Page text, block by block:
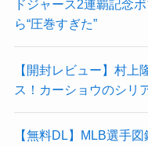
ドジャース2連覇記念
ら“圧巻すぎた”
【開封レビュー】村
ス！カーショウのシリ
【無料DL】MLB選手